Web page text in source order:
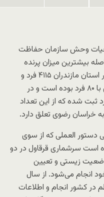
وحش سازمان حفاظت
بیشترین میزان پرنده
مشاهده شده در سرشماری بهاره در استان مازندران ۴۱۱۵ فرد و
کمترین آمار در استان خراسان رضوی با ۸۰ فرد بوده است و در
پاییزه در مجموع ۴۹۴۸ فرد ثبت شده که از این تعداد
دستور العملی که از سوی
سرشماری قرقاول در دو
وضعیت زیستی و تعیین
انجام می‌شود. از سال
در کشور انجام و اطلاعات